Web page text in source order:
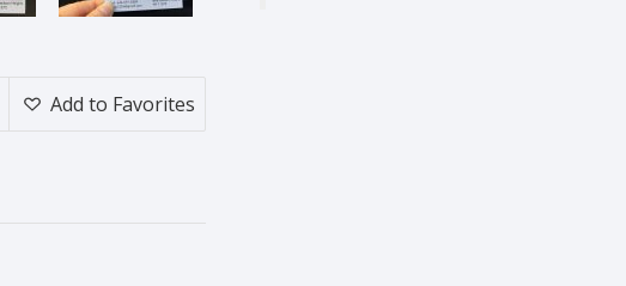
Add to Favorites